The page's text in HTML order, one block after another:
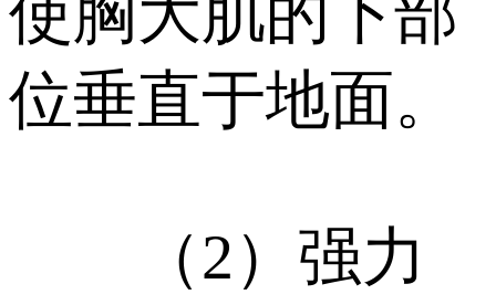
使胸大肌的下部
位垂直于地面。
（2）强力